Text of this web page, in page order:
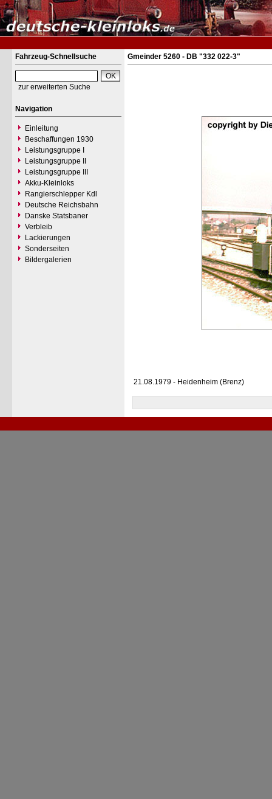
Fahrzeug-Schnellsuche
zur erweiterten Suche
Navigation
Einleitung
Beschaffungen 1930
Leistungsgruppe I
Leistungsgruppe II
Leistungsgruppe III
Akku-Kleinloks
Rangierschlepper Kdl
Deutsche Reichsbahn
Danske Statsbaner
Verbleib
Lackierungen
Sonderseiten
Bildergalerien
Gmeinder 5260 - DB "332 022-3"
21.08.1979 - Heidenheim (Brenz)